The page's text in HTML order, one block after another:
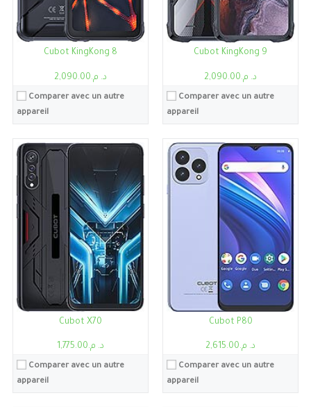
Cubot KingKong 8
د. م.2,090.00
Comparer avec un autre
appareil
Cubot KingKong 9
د. م.2,090.00
Comparer avec un autre
appareil
Cubot X70
د. م.1,775.00
Comparer avec un autre
appareil
Cubot P80
د. م.2,615.00
Comparer avec un autre
appareil
Processeur:
Unisoc SC9863A
RAM:
Stockage:4Go, 64Go
Ecran: 10.1"
Caméra: 13MP
Système:Android 13
Batterie:
Li-Ion 6000 mAh
Voir les détails →
Processeur:
Dimensity 700
RAM:12Go
12Go, 256Go
24MP
Android 13
Li-Ion 10600mAh
Voir les détails →